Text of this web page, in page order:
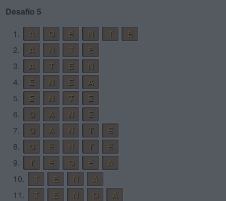
Desafío 5
1.
A G E N T
E
2.
A N T
E
3.
A T E
N
4.
E N E
A
5.
E N T
E
6.
G A N
E
7.
G A N T
E
8.
G E N T
E
9.
T E G E
A
10.
T E N
A
11.
T E N G
A